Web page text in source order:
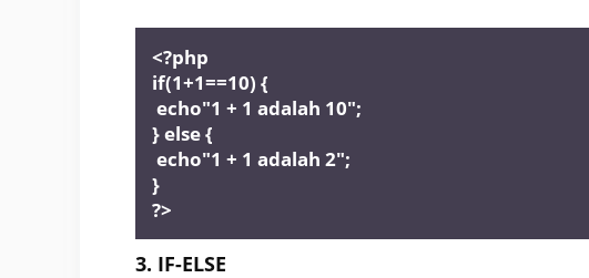
<?php
if(1+1==10) {
echo"1 + 1 adalah 10";
} else {
echo"1 + 1 adalah 2";
}
?>
3. IF-ELSE